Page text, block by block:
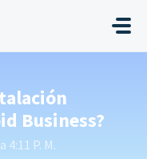
Business?
4:11 P. M.